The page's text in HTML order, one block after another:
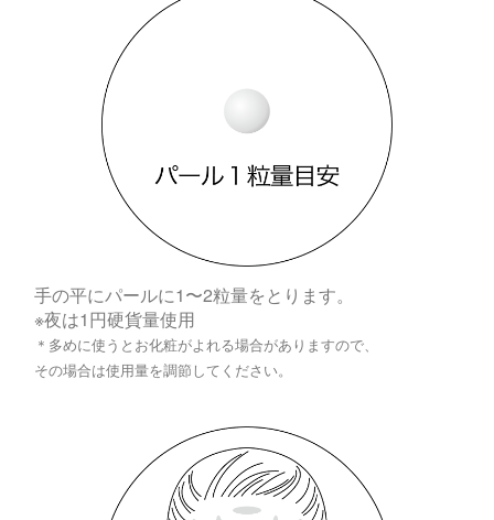
手の平にパールに1〜2粒量をとります。
※夜は1円硬貨量使用
＊多めに使うとお化粧がよれる場合がありますので、
その場合は使用量を調節してください。